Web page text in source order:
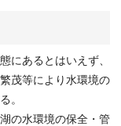
にあるとはいえず、
茂等により水環境の
。
の水環境の保全・管